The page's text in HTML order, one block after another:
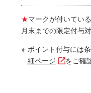
★マークが付いてい
月末までの限定付与対
※ ポイント付与には
細ページ
をご確